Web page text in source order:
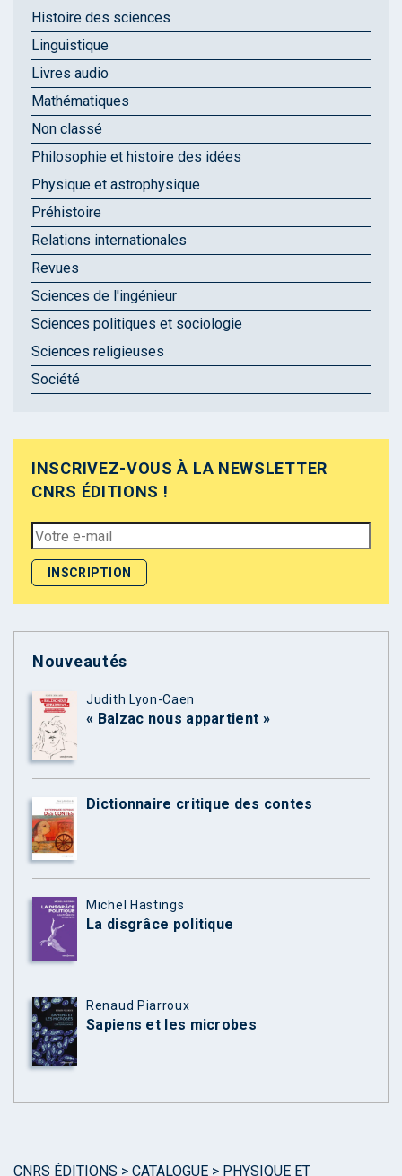
Histoire des sciences
Linguistique
Livres audio
Mathématiques
Non classé
Philosophie et histoire des idées
Physique et astrophysique
Préhistoire
Relations internationales
Revues
Sciences de l'ingénieur
Sciences politiques et sociologie
Sciences religieuses
Société
INSCRIVEZ-VOUS À LA NEWSLETTER
CNRS ÉDITIONS !
Nouveautés
Judith Lyon-Caen
« Balzac nous appartient »
Dictionnaire critique des contes
Michel Hastings
La disgrâce politique
Renaud Piarroux
Sapiens et les microbes
CNRS ÉDITIONS > CATALOGUE > PHYSIQUE ET